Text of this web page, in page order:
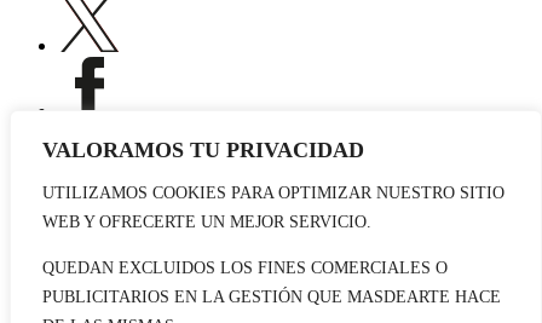
VALORAMOS TU PRIVACIDAD
UTILIZAMOS COOKIES PARA OPTIMIZAR NUESTRO SITIO
WEB Y OFRECERTE UN MEJOR SERVICIO.
QUEDAN EXCLUIDOS LOS FINES COMERCIALES O
PUBLICITARIOS EN LA GESTIÓN QUE MASDEARTE HACE
Publicidad
Contacto
© 2026 masdearte. Información de exposiciones, museos y artistas